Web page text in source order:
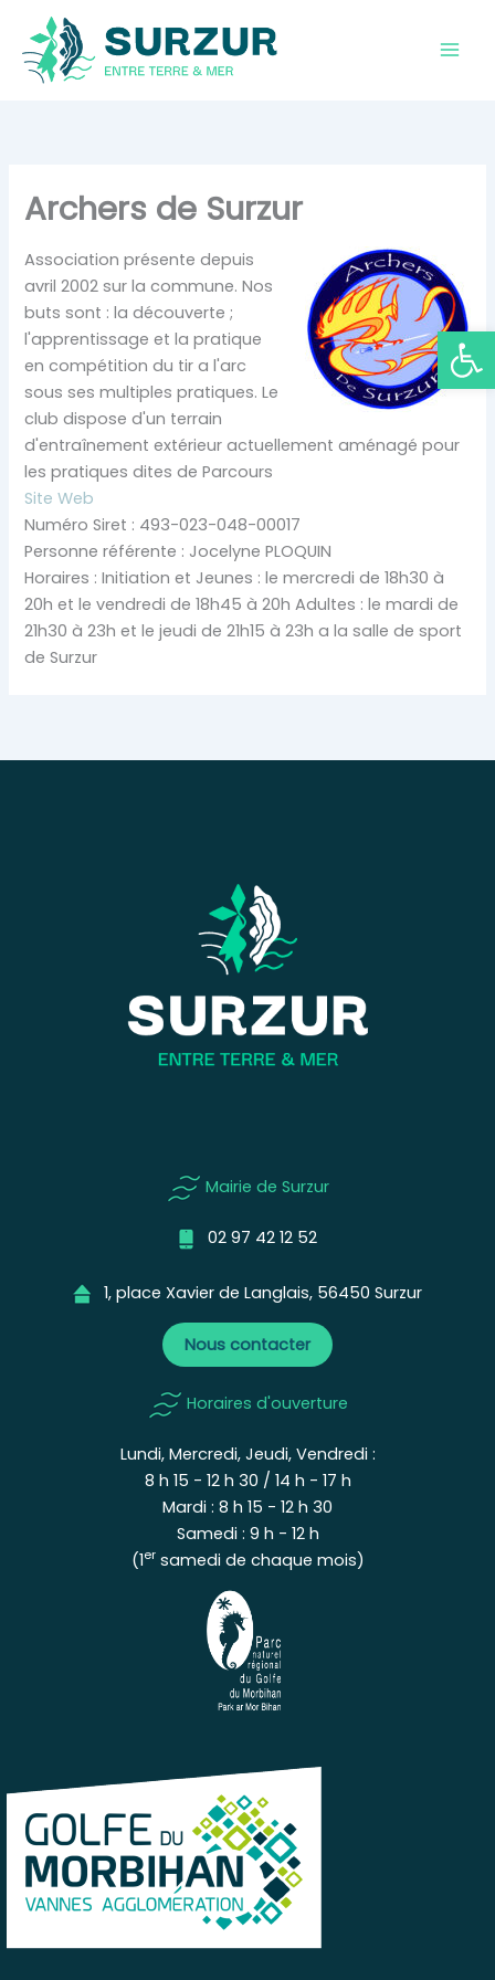
Ouvrir
contenu
Archers de Surzur
Association présente depuis
avril 2002 sur la commune. Nos
buts sont : la découverte ;
l'apprentissage et la pratique
en compétition du tir a l'arc
sous ses multiples pratiques. Le
club dispose d'un terrain
d'entraînement extérieur actuellement aménagé pour
les pratiques dites de Parcours
Site Web
Numéro Siret : 493-023-048-00017
Personne référente : Jocelyne PLOQUIN
Horaires : Initiation et Jeunes : le mercredi de 18h30 à
20h et le vendredi de 18h45 à 20h Adultes : le mardi de
21h30 à 23h et le jeudi de 21h15 à 23h a la salle de sport
de Surzur
Mairie de Surzur
02 97 42 12 52
1, place Xavier de Langlais, 56450 Surzur
Nous contacter
Horaires d'ouverture
Lundi, Mercredi, Jeudi, Vendredi :
8 h 15 - 12 h 30 / 14 h - 17 h
Mardi : 8 h 15 - 12 h 30
Samedi : 9 h - 12 h
(1ersamedi de chaque mois)